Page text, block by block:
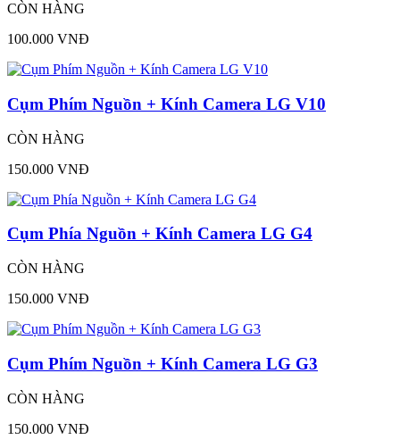
CÒN HÀNG
100.000 VNĐ
Cụm Phím Nguồn + Kính Camera LG V10
CÒN HÀNG
150.000 VNĐ
Cụm Phía Nguồn + Kính Camera LG G4
CÒN HÀNG
150.000 VNĐ
Cụm Phím Nguồn + Kính Camera LG G3
CÒN HÀNG
150.000 VNĐ